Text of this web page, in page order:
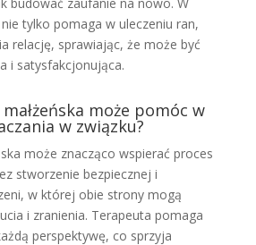
tylko pomaga w uleczeniu ran,
relację, sprawiając, że może być
i satysfakcjonująca.
może pomóc w
w związku?
może znacząco wspierać proces
stworzenie bezpiecznej i
w której obie strony mogą
i zranienia. Terapeuta pomaga
perspektywę, co sprzyja